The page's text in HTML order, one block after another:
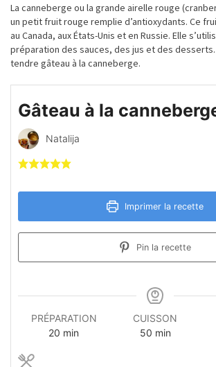
La canneberge ou la grande airelle rouge
un petit fruit rouge remplie d’antioxydants. Ce
au Canada, aux États-Unis et en Russie. Elle
préparation des sauces, des jus et des
tendre gâteau à la canneberge.
Gâteau à la
Natalija
Imprimer la recette
Pin la recette
PRÉPARATION
20 minutes
min
CUISSON
50minutes
min